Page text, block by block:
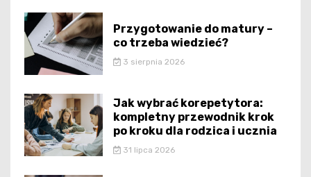
Przygotowanie do matury –
co trzeba wiedzieć?
3 sierpnia 2026
Jak wybrać korepetytora:
kompletny przewodnik krok
po kroku dla rodzica i ucznia
31 lipca 2026